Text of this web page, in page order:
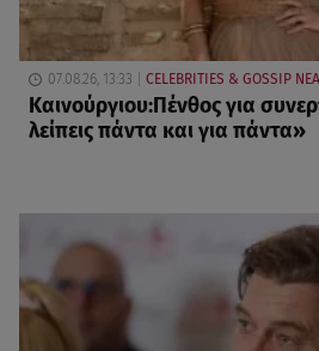
07.08.26, 13:33 CELEBRITIES & GOSSIP ΝΕΑ
Καινούργιου:Πένθος για
λείπεις πάντα και για πάντα»